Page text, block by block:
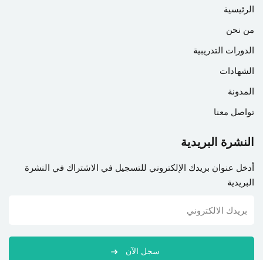
الرئيسية
من نحن
الدورات التدريبية
الشهادات
المدونة
تواصل معنا
النشرة البريدية
أدخل عنوان بريدك الإلكتروني للتسجيل في الاشتراك في النشرة
البريدية
سجل الآن